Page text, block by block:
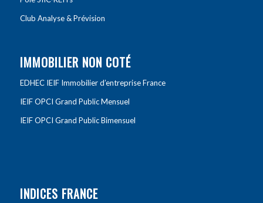
Club Analyse & Prévision
IMMOBILIER NON COTÉ
EDHEC IEIF Immobilier d’entreprise France
IEIF OPCI Grand Public Mensuel
IEIF OPCI Grand Public Bimensuel
INDICES FRANCE